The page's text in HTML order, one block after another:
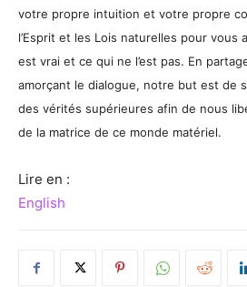
votre propre intuition et votre propre
l’Esprit et les Lois naturelles pour vous
est vrai et ce qui ne l’est pas. En
amorçant le dialogue, notre but est de
des vérités supérieures afin de nous
de la matrice de ce monde matériel.
Lire en :
English